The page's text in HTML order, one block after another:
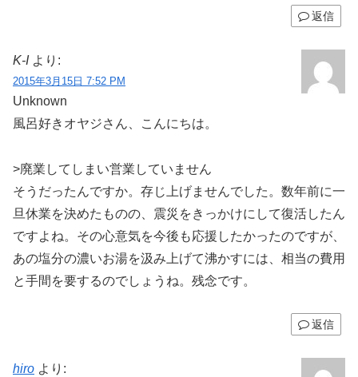
返信
K-I より:
2015年3月15日 7:52 PM
Unknown
風呂好きオヤジさん、こんにちは。
>廃業してしまい営業していません
そうだったんですか。存じ上げませんでした。数年前に一
旦休業を決めたものの、震災をきっかけにして復活したん
ですよね。その心意気を今後も応援したかったのですが、
あの塩分の濃いお湯を汲み上げて沸かすには、相当の費用
と手間を要するのでしょうね。残念です。
返信
hiro より: